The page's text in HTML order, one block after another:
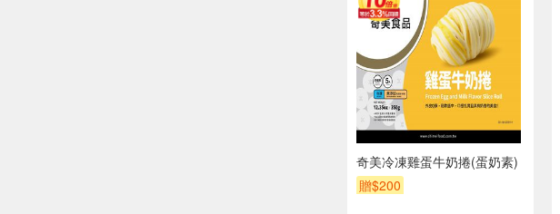
奇美冷凍雞蛋牛奶捲(蛋奶素)
贈$200